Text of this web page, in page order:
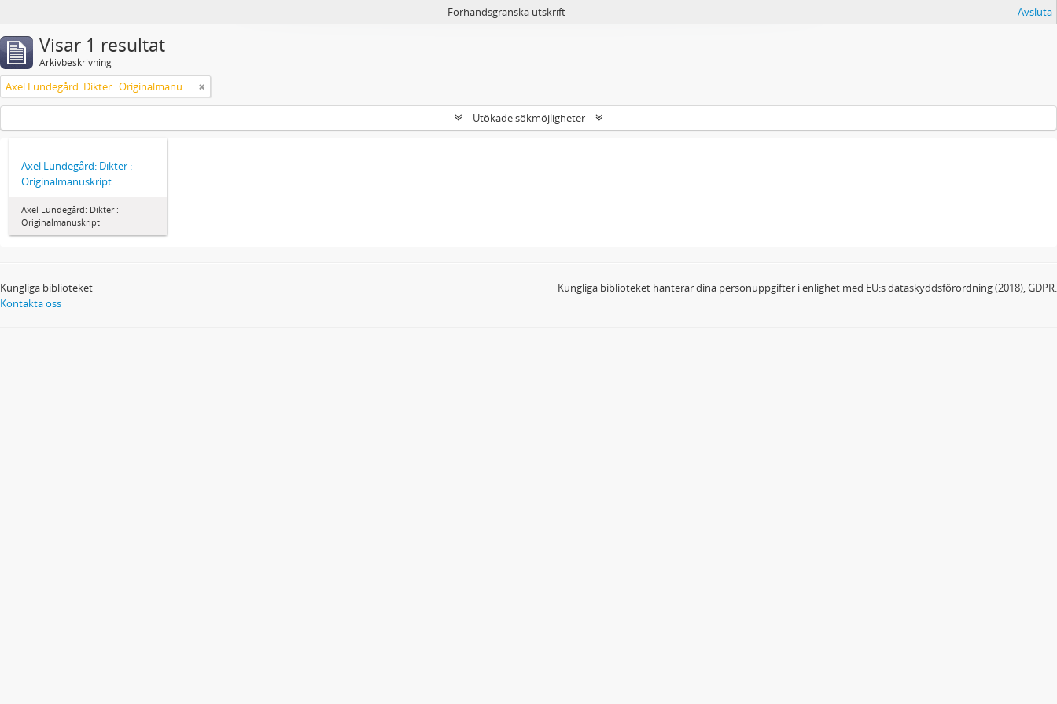
Förhandsgranska utskrift Avsluta
Visar 1 resultat
Arkivbeskrivning
Axel Lundegård: Dikter : Originalmanuskript
Utökade sökmöjligheter
Axel Lundegård: Dikter :
Originalmanuskript
Axel Lundegård: Dikter :
Originalmanuskript
Kungliga biblioteket
Kontakta oss
Kungliga biblioteket hanterar dina personuppgifter i enlighet med EU:s dataskyddsförordning (2018), GDPR.